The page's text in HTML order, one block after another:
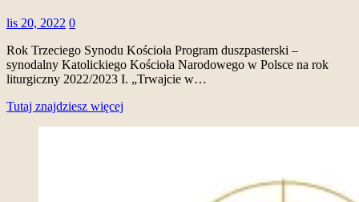
lis 20, 2022 0
Rok Trzeciego Synodu Kościoła Program duszpasterski –
synodalny Katolickiego Kościoła Narodowego w Polsce na rok
liturgiczny 2022/2023 I. „Trwajcie w…
Tutaj znajdziesz więcej